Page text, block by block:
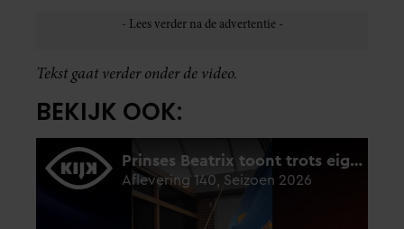
Tekst gaat verder onder de video.
BEKIJK OOK: